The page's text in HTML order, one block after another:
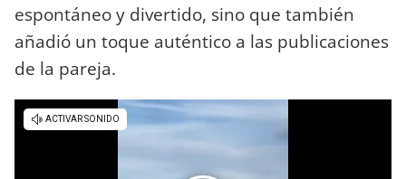
espontáneo y divertido, sino que también
añadió un toque auténtico a las publicaciones
de la pareja.